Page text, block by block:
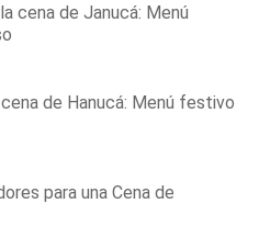
cena de Janucá: Menú
de Hanucá: Menú festivo
para una Cena de